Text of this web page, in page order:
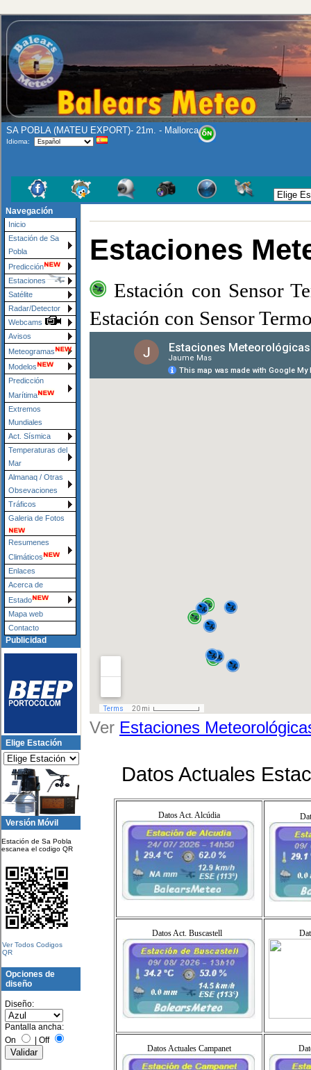
SA POBLA (MATEU EXPORT)- 21m. - Mallorca
Idioma:
Se ruega a prensa y TV
Navegación
Inicio
Estación de Sa
Pobla
Predicción
Estaciones
Satélite
Radar/Detector
Webcams
Avisos
Meteogramas
Modelos
Predicción
Marítima
Extremos
Mundiales
Act. Sísmica
Temperaturas del
Mar
Almanaq / Otras
Obsevaciones
Tráficos
Galeria de Fotos
Resumenes
Climáticos
Enlaces
Acerca de
Estado
Mapa web
Contacto
Publicidad
Elige Estación
Versión Móvil
Estación de Sa Pobla
escanea el codigo QR
Ver Todos Codigos
QR
Opciones de
diseño
Diseño:
Pantalla ancha:
On
| Off
Estaciones
Estación con Sensor
Estación con Sensor
Ver Estaciones
Datos Actuales
Datos Act. Alcúdia
Datos Act. Buscastell
Datos Actuales Campanet